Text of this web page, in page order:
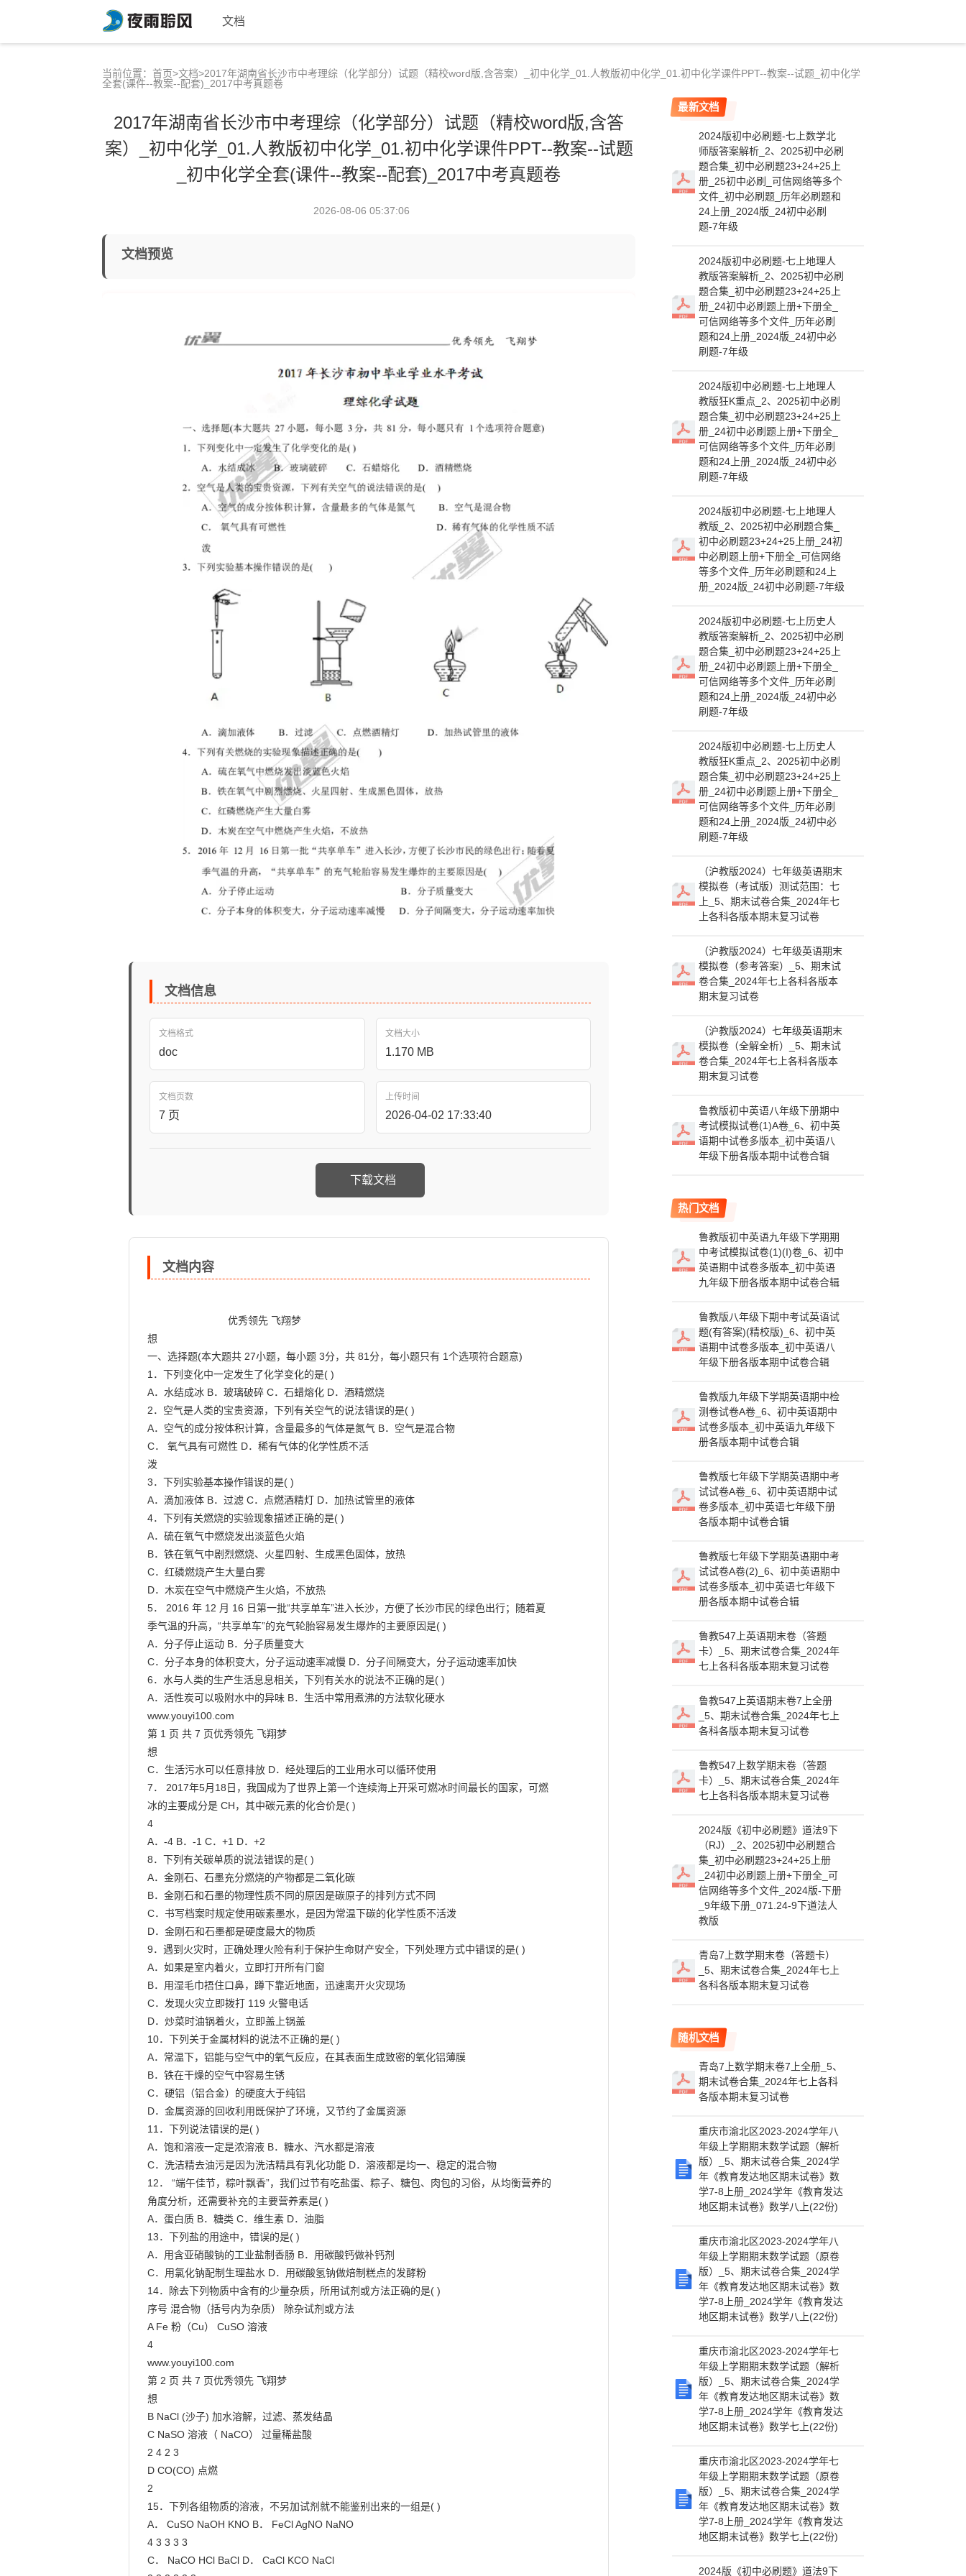
文档
当前位置： 首页>文档>2017年湖南省长沙市中考理综（化学部分）试题（精校word版,含答案）_初中化学_01.人教版初中化学_01.初中化学课件PPT--教案--试题_初中化学
全套(课件--教案--配套)_2017中考真题卷
2017年湖南省长沙市中考理综（化学部分）试题（精校word版,含答
案）_初中化学_01.人教版初中化学_01.初中化学课件PPT--教案--试题
_初中化学全套(课件--教案--配套)_2017中考真题卷
2026-08-06 05:37:06
文档预览
文档信息
文档格式
doc
文档大小
1.170 MB
文档页数
7 页
上传时间
2026-04-02 17:33:40
下载文档
文档内容
                            优秀领先 飞翔梦
想
一、选择题(本大题共 27小题，每小题 3分，共 81分，每小题只有 1个选项符合题意)
1．下列变化中一定发生了化学变化的是( )
A．水结成冰 B．玻璃破碎 C．石蜡熔化 D．酒精燃烧
2．空气是人类的宝贵资源，下列有关空气的说法错误的是( )
A．空气的成分按体积计算，含量最多的气体是氮气 B．空气是混合物
C． 氧气具有可燃性 D．稀有气体的化学性质不活
泼
3．下列实验基本操作错误的是( )
A．滴加液体 B．过滤 C．点燃酒精灯 D．加热试管里的液体
4．下列有关燃烧的实验现象描述正确的是( )
A．硫在氧气中燃烧发出淡蓝色火焰
B．铁在氧气中剧烈燃烧、火星四射、生成黑色固体，放热
C．红磷燃烧产生大量白雾
D．木炭在空气中燃烧产生火焰，不放热
5． 2016 年 12 月 16 日第一批“共享单车”进入长沙，方便了长沙市民的绿色出行；随着夏
季气温的升高，“共享单车”的充气轮胎容易发生爆炸的主要原因是( )
A．分子停止运动 B．分子质量变大
C．分子本身的体积变大，分子运动速率减慢 D．分子间隔变大，分子运动速率加快
6．水与人类的生产生活息息相关，下列有关水的说法不正确的是( )
A．活性炭可以吸附水中的异味 B．生活中常用煮沸的方法软化硬水
www.youyi100.com
第 1 页 共 7 页优秀领先 飞翔梦
想
C．生活污水可以任意排放 D．经处理后的工业用水可以循环使用
7． 2017年5月18日，我国成为了世界上第一个连续海上开采可燃冰时间最长的国家，可燃
冰的主要成分是 CH，其中碳元素的化合价是( )
4
A．-4 B．-1 C．+1 D．+2
8．下列有关碳单质的说法错误的是( )
A．金刚石、石墨充分燃烧的产物都是二氧化碳
B．金刚石和石墨的物理性质不同的原因是碳原子的排列方式不同
C．书写档案时规定使用碳素墨水，是因为常温下碳的化学性质不活泼
D．金刚石和石墨都是硬度最大的物质
9．遇到火灾时，正确处理火险有利于保护生命财产安全，下列处理方式中错误的是( )
A．如果是室内着火，立即打开所有门窗
B．用湿毛巾捂住口鼻，蹲下靠近地面，迅速离开火灾现场
C．发现火灾立即拨打 119 火警电话
D．炒菜时油锅着火，立即盖上锅盖
10．下列关于金属材料的说法不正确的是( )
A．常温下，铝能与空气中的氧气反应，在其表面生成致密的氧化铝薄膜
B．铁在干燥的空气中容易生锈
C．硬铝（铝合金）的硬度大于纯铝
D．金属资源的回收利用既保护了环境，又节约了金属资源
11．下列说法错误的是( )
A．饱和溶液一定是浓溶液 B．糖水、汽水都是溶液
C．洗洁精去油污是因为洗洁精具有乳化功能 D．溶液都是均一、稳定的混合物
12． “端午佳节，粽叶飘香”，我们过节有吃盐蛋、粽子、糖包、肉包的习俗，从均衡营养的
角度分析，还需要补充的主要营养素是( )
A．蛋白质 B．糖类 C．维生素 D．油脂
13．下列盐的用途中，错误的是( )
A．用含亚硝酸钠的工业盐制香肠 B．用碳酸钙做补钙剂
C．用氯化钠配制生理盐水 D．用碳酸氢钠做焙制糕点的发酵粉
14．除去下列物质中含有的少量杂质，所用试剂或方法正确的是( )
序号 混合物（括号内为杂质） 除杂试剂或方法
A Fe 粉（Cu） CuSO 溶液
4
www.youyi100.com
第 2 页 共 7 页优秀领先 飞翔梦
想
B NaCl (沙子) 加水溶解，过滤、蒸发结晶
C NaSO 溶液（ NaCO） 过量稀盐酸
2 4 2 3
D CO(CO) 点燃
2
15．下列各组物质的溶液，不另加试剂就不能鉴别出来的一组是( )
A． CuSO NaOH KNO B． FeCl AgNO NaNO
4 3 3 3 3
C． NaCO HCl BaCl D． CaCl KCO NaCl
最新文档
2024版初中必刷题-七上数学北
师版答案解析_2、2025初中必刷
题合集_初中必刷题23+24+25上
册_25初中必刷_可信网络等多个
文件_初中必刷题_历年必刷题和
24上册_2024版_24初中必刷
题-7年级
2024版初中必刷题-七上地理人
教版答案解析_2、2025初中必刷
题合集_初中必刷题23+24+25上
册_24初中必刷题上册+下册全_
可信网络等多个文件_历年必刷
题和24上册_2024版_24初中必
刷题-7年级
2024版初中必刷题-七上地理人
教版狂K重点_2、2025初中必刷
题合集_初中必刷题23+24+25上
册_24初中必刷题上册+下册全_
可信网络等多个文件_历年必刷
题和24上册_2024版_24初中必
刷题-7年级
2024版初中必刷题-七上地理人
教版_2、2025初中必刷题合集_
初中必刷题23+24+25上册_24初
中必刷题上册+下册全_可信网络
等多个文件_历年必刷题和24上
册_2024版_24初中必刷题-7年级
2024版初中必刷题-七上历史人
教版答案解析_2、2025初中必刷
题合集_初中必刷题23+24+25上
册_24初中必刷题上册+下册全_
可信网络等多个文件_历年必刷
题和24上册_2024版_24初中必
刷题-7年级
2024版初中必刷题-七上历史人
教版狂K重点_2、2025初中必刷
题合集_初中必刷题23+24+25上
册_24初中必刷题上册+下册全_
可信网络等多个文件_历年必刷
题和24上册_2024版_24初中必
刷题-7年级
（沪教版2024）七年级英语期末
模拟卷（考试版）测试范围：七
上_5、期末试卷合集_2024年七
上各科各版本期末复习试卷
（沪教版2024）七年级英语期末
模拟卷（参考答案）_5、期末试
卷合集_2024年七上各科各版本
期末复习试卷
（沪教版2024）七年级英语期末
模拟卷（全解全析）_5、期末试
卷合集_2024年七上各科各版本
期末复习试卷
鲁教版初中英语八年级下册期中
考试模拟试卷(1)A卷_6、初中英
语期中试卷多版本_初中英语八
年级下册各版本期中试卷合辑
热门文档
鲁教版初中英语九年级下学期期
中考试模拟试卷(1)(I)卷_6、初中
英语期中试卷多版本_初中英语
九年级下册各版本期中试卷合辑
鲁教版八年级下期中考试英语试
题(有答案)(精校版)_6、初中英
语期中试卷多版本_初中英语八
年级下册各版本期中试卷合辑
鲁教版九年级下学期英语期中检
测卷试卷A卷_6、初中英语期中
试卷多版本_初中英语九年级下
册各版本期中试卷合辑
鲁教版七年级下学期英语期中考
试试卷A卷_6、初中英语期中试
卷多版本_初中英语七年级下册
各版本期中试卷合辑
鲁教版七年级下学期英语期中考
试试卷A卷(2)_6、初中英语期中
试卷多版本_初中英语七年级下
册各版本期中试卷合辑
鲁教547上英语期末卷（答题
卡）_5、期末试卷合集_2024年
七上各科各版本期末复习试卷
鲁教547上英语期末卷7上全册
_5、期末试卷合集_2024年七上
各科各版本期末复习试卷
鲁教547上数学期末卷（答题
卡）_5、期末试卷合集_2024年
七上各科各版本期末复习试卷
2024版《初中必刷题》道法9下
（RJ）_2、2025初中必刷题合
集_初中必刷题23+24+25上册
_24初中必刷题上册+下册全_可
信网络等多个文件_2024版-下册
_9年级下册_071.24-9下道法人
教版
青岛7上数学期末卷（答题卡）
_5、期末试卷合集_2024年七上
各科各版本期末复习试卷
随机文档
青岛7上数学期末卷7上全册_5、
期末试卷合集_2024年七上各科
各版本期末复习试卷
重庆市渝北区2023-2024学年八
年级上学期期末数学试题（解析
版）_5、期末试卷合集_2024学
年《教育发达地区期末试卷》数
学7-8上册_2024学年《教育发达
地区期末试卷》数学八上(22份)
重庆市渝北区2023-2024学年八
年级上学期期末数学试题（原卷
版）_5、期末试卷合集_2024学
年《教育发达地区期末试卷》数
学7-8上册_2024学年《教育发达
地区期末试卷》数学八上(22份)
重庆市渝北区2023-2024学年七
年级上学期期末数学试题（解析
版）_5、期末试卷合集_2024学
年《教育发达地区期末试卷》数
学7-8上册_2024学年《教育发达
地区期末试卷》数学七上(22份)
重庆市渝北区2023-2024学年七
年级上学期期末数学试题（原卷
版）_5、期末试卷合集_2024学
年《教育发达地区期末试卷》数
学7-8上册_2024学年《教育发达
地区期末试卷》数学七上(22份)
2024版《初中必刷题》道法9下